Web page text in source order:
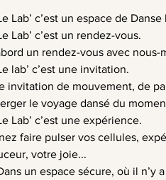
Lab’ c’est un espace de
Lab’ c’est un rendez-vous.
un rendez-vous avec
lab’ c’est une invitation.
invitation de mouvement, de
le voyage dansé du
Lab’ c’est une expérience.
faire pulser vos cellules,
votre joie...
un espace sécure, où il n’y